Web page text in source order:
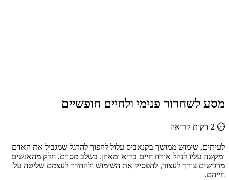
מסע לשחרור פנימי ולחיים חופשיים
⏱
לעיתים, שימוש ממושך בקנאביס עלול להפוך להרגל שמגביל את האדם
ומקשה עליו לנהל אורח חיים בריא ומאוזן. בשלב מסוים, חלק מהאנשים
מרגישים צורך לעצור, להפסיק את השימוש ולהחזיר לעצמם שליטה על
חייהם.